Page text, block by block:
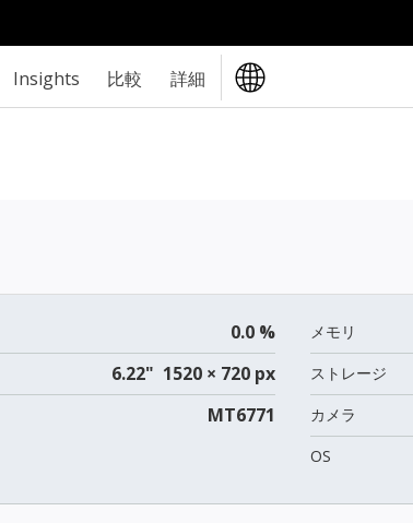
Insights 比較 詳細
0.0 %
6.22" 1520 × 720 px
MT6771
メモリ
ストレージ
カメラ
OS